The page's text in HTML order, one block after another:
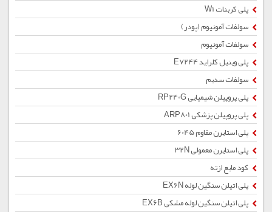
پلی کربنات W1
سولفات آمونیوم (پودر)
سولفات آمونیوم
پلی وینیل کلراید E7244
سولفات سدیم
پلی پروپیلن شیمیایی RP240G
پلی پروپیلن پزشکی ARP801
پلی استایرن مقاوم 6045
پلی استایرن معمولی 32N
کود مایع ازته
پلی اتیلن سنگین لوله EX6N
پلی اتیلن سنگین لوله مشکی EX6B